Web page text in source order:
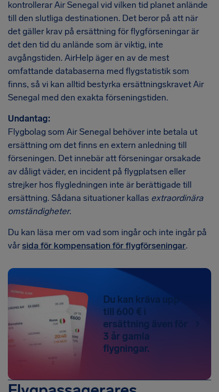
kontrollerar Air Senegal vid vilken tid planet anlände
till den slutliga destinationen. Det beror på att när
det gäller krav på ersättning för flygförseningar är
det den tid du anlände som är viktig, inte
avgångstiden. AirHelp äger en av de mest
omfattande databaserna med flygstatistik som
finns, så vi kan alltid bestyrka ersättningskravet Air
Senegal med den exakta förseningstiden.
Undantag:
Flygbolag som Air Senegal behöver inte betala ut
ersättning om det finns en extern anledning till
förseningen. Det innebär att förseningar orsakade
av dåligt väder, en incident på flygplatsen eller
strejker hos flygledningen inte är berättigade till
ersättning. Sådana situationer kallas extraordinära
omständigheter.
Du kan läsa mer om vad som ingår och inte ingår på
vårsida för kompensation för flygförseningar.
Du kan kräva upp
till 600 € i
ersättning även för
3 år gamla
flygningar.